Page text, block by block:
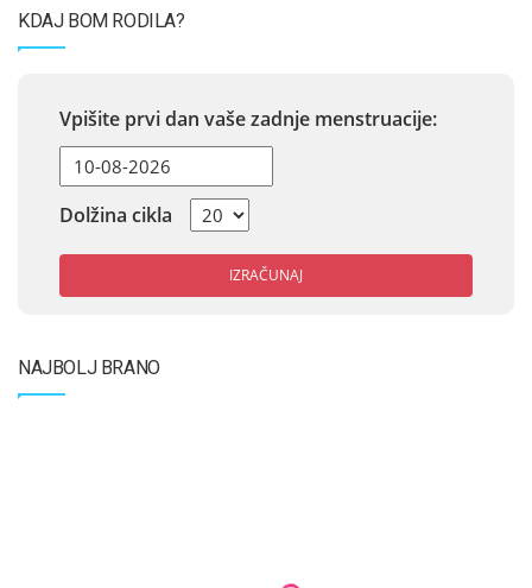
KDAJ BOM RODILA?
Vpišite prvi dan vaše zadnje menstruacije:
Dolžina cikla
IZRAČUNAJ
NAJBOLJ BRANO